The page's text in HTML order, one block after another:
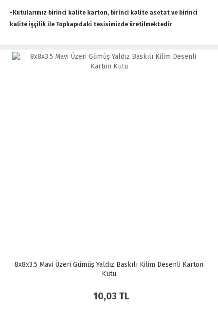
-Kutularımız birinci kalite karton, birinci kalite asetat ve birinci
kalite işçilik ile Topkapıdaki tesisimizde üretilmektedir
8x8x3.5 Mavi Üzeri Gümüş Yaldız Baskılı Kilim Desenli Karton
Kutu
10,03 TL